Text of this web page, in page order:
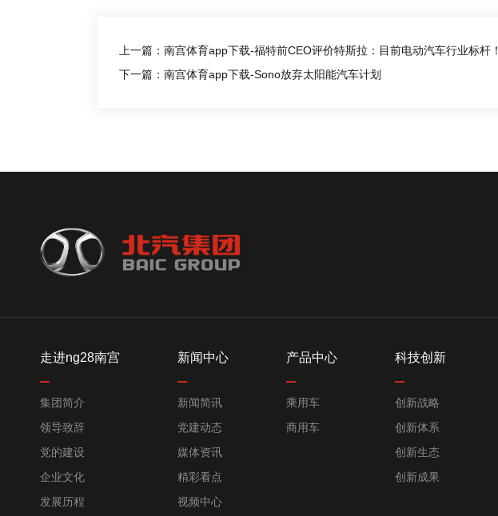
上一篇：南宫体育app下载-福特前CEO评价特斯拉：目前电动汽车行业标杆！
下一篇：南宫体育app下载-Sono放弃太阳能汽车计划
走进ng28南宫
集团简介
领导致辞
党的建设
企业文化
发展历程
新闻中心
新闻简讯
党建动态
媒体资讯
精彩看点
视频中心
产品中心
乘用车
商用车
科技创新
创新战略
创新体系
创新生态
创新成果